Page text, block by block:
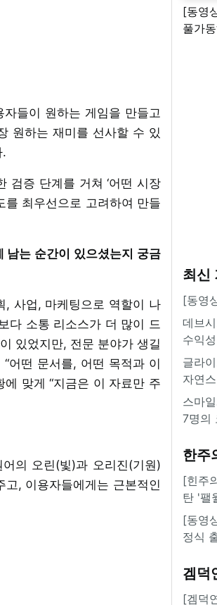
들이 원하는 게임을 만들고
원하는 재미를 선사할 수 있
.
검증 단계를 거쳐 ‘어떤 시장
를 최우선으로 고려하여 만들
남는 순간이 있으셨는지 궁금
, 사업, 마케팅으로 역할이 나
다 소통 리소스가 더 많이 드
있었지만, 전문 분야가 생길
어떤 문서를, 어떤 목적과 이
맞게 “지금은 이 자료만 주
의 오린(빛)과 오리진(기원)
, 이용자들에게는 근본적인
[동영
풀가
최신
[동영
데브
수익
글라
자연
스마
7명의
한주
[힌주
탄 '팰
[동영
정식
겜덕
[겜덕